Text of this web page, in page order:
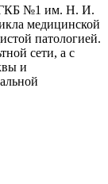
ГКБ №1 им. Н. И.
медицинской
патологией.
сети, а с
и